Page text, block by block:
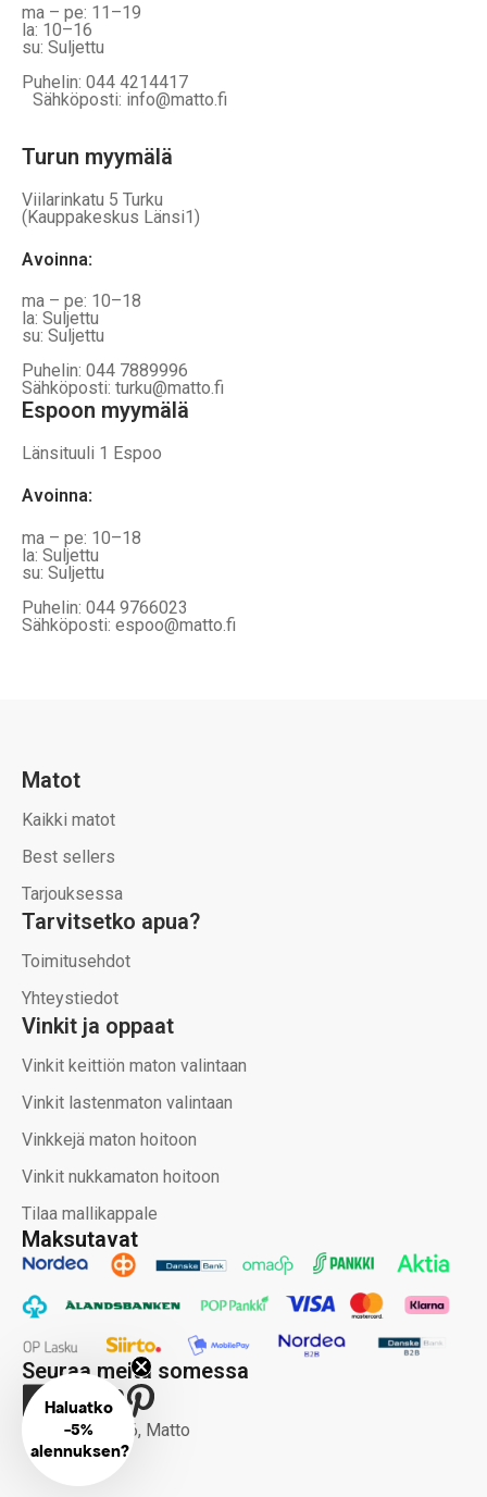
ma – pe: 11–19
la: 10–16
su: Suljettu
Puhelin: 044 4214417
Sähköposti: info@matto.fi
Turun myymälä
Viilarinkatu 5 Turku
(Kauppakeskus Länsi1)
Avoinna:
ma – pe: 10–18
la: Suljettu
su: Suljettu
Puhelin: 044 7889996
Sähköposti: turku@matto.fi
Espoon myymälä
Länsituuli 1 Espoo
Avoinna:
ma – pe: 10–18
la: Suljettu
su: Suljettu
Puhelin: 044 9766023
Sähköposti: espoo@matto.fi
Maksutavat
Seuraa meitä somessa
Copyright 2026, Matto
Matot
Kaikki matot
Best sellers
Tarjouksessa
Tarvitsetko apua?
Toimitusehdot
Yhteystiedot
Vinkit ja oppaat
Vinkit keittiön maton valintaan
Vinkit lastenmaton valintaan
Vinkkejä maton hoitoon
Vinkit nukkamaton hoitoon
Tilaa mallikappale
Haluatko
-5%
alennuksen?